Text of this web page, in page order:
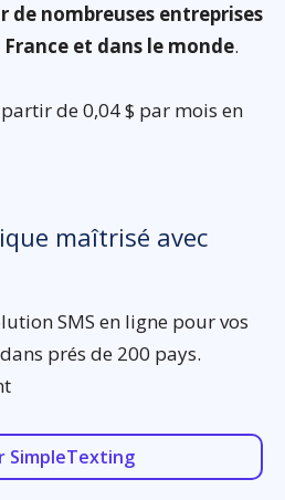
nombreuses entreprises
et dans le monde.
de 0,04 $ par mois en
maîtrisé avec
SMS en ligne pour vos
prés de 200 pays.
SimpleTexting